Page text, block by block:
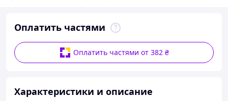
Оплатить частями
Оплатить частями от 382 ₴
Характеристики и описание